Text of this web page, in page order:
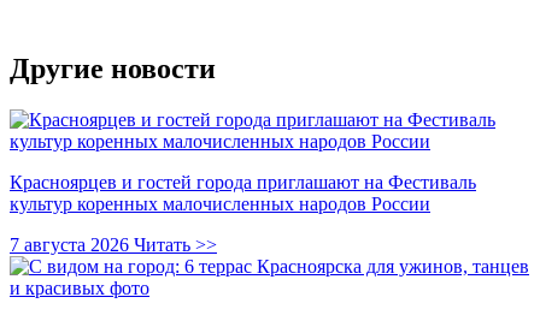
Другие новости
Красноярцев и гостей города приглашают на Фестиваль
культур коренных малочисленных народов России
7 августа 2026 Читать >>